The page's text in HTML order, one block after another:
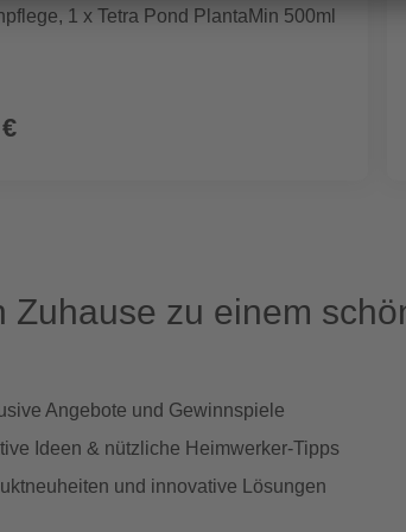
1 x Tetra Pond PlantaMin 500ml
zu einem
Angebote und Gewinnspiele
Ideen & nützliche Heimwerker-Tipps
und innovative Lösungen